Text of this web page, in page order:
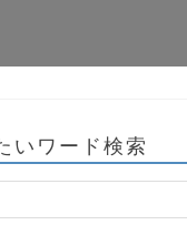
いワード検索